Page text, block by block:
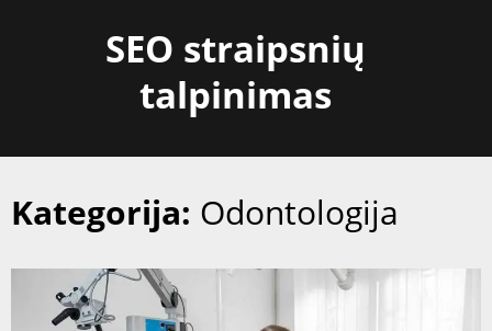
SEO straipsnių
talpinimas
Kategorija: Odontologija